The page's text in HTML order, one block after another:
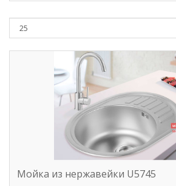
Мойка из нержавейки U5745